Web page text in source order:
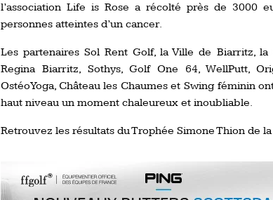
l’association Life is Rose a récolté près de 3000
personnes atteintes d’un cancer.
Les partenaires Sol Rent Golf, la Ville de Biarritz, la
Regina Biarritz, Sothys, Golf One 64, WellPutt,
OstéoYoga, Château les Chaumes et Swing féminin
haut niveau un moment chaleureux et inoubliable.
Retrouvez les résultats du Trophée Simone Thion de